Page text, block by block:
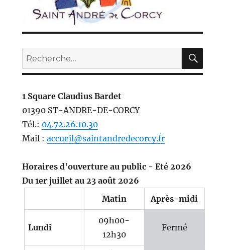
Recherche
pour :
1 Square Claudius Bardet
01390 ST-ANDRE-DE-CORCY
Tél.: 04.72.26.10.30
Mail : accueil@saintandredecorcy.fr
Horaires d'ouverture au public - Eté 2026
Du 1er juillet au 23 août 2026
Matin
Après-midi
Lundi
09h00-
12h30
Fermé